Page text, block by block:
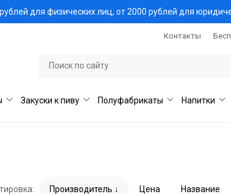
для физических лиц, от 2000 рублей для
Контакты
Закуски к пиву Полуфабрикаты Напитки
Производитель Цена Название